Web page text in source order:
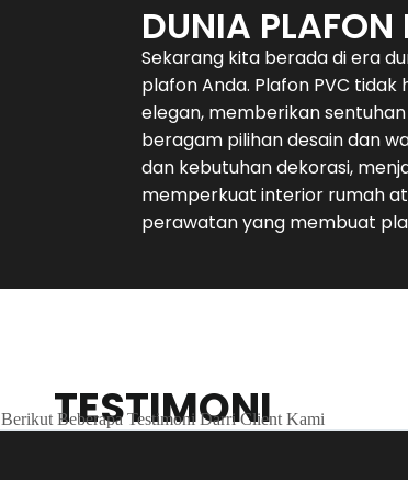
DUNIA PLAFON
Sekarang kita berada di era
plafon Anda. Plafon PVC
elegan, memberikan
beragam pilihan desain dan
dan kebutuhan dekorasi,
memperkuat interior rumah
perawatan yang membuat
TESTIMONI
Berikut Beberapa Testimoni Darri Client Kami